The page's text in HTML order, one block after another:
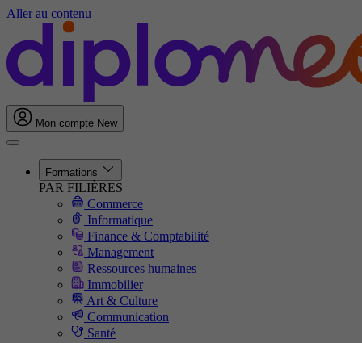
Aller au contenu
Mon compte New
Formations
PAR FILIÈRES
Commerce
Informatique
Finance & Comptabilité
Management
Ressources humaines
Immobilier
Art & Culture
Communication
Santé